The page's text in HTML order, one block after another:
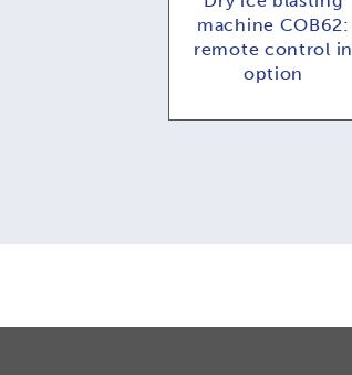
machine COB62:
remote control in
option